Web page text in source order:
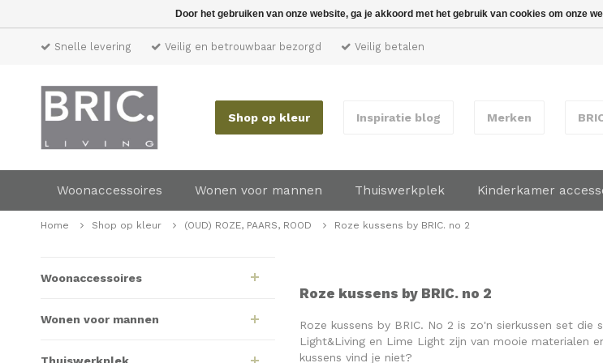
Snelle levering Veilig en betrouwbaar bezorgd Veilig betalen
Shop op kleur Inspiratie blog Merken
Woonaccessoires Wonen voor mannen Thuiswerkplek Kinderkamer
Home Shop op kleur (OUD) ROZE, PAARS, ROOD Roze kussens by BRIC. no 2
Woonaccessoires
Wonen voor mannen
Roze kussens by BRIC. no 2
Roze kussens by BRIC. No 2 is zo'n sierkussen set die
Light&Living en Lime Light zijn van mooie materialen
kussens vind je niet?
Door het gebruiken van onze website, ga je akkoord met het gebruik van cookies om onze